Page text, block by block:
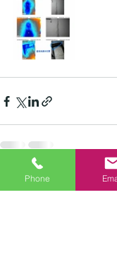
相關文章
Phone